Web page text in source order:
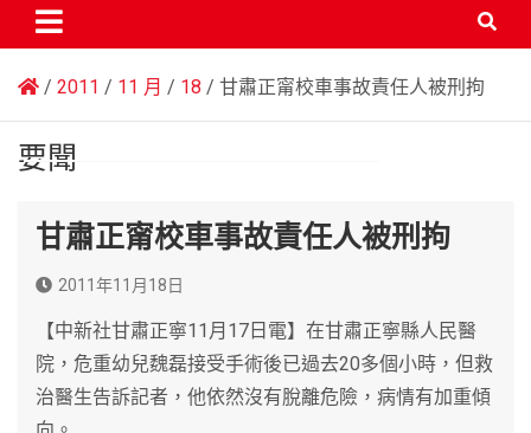
2011 11 月 18 甘肅正甯校車事故責任人被刑拘
要聞
甘肅正甯校車事故責任人被刑拘
2011年11月18日
【中新社甘肅正寧11月17日電】在甘肅正寧縣人民醫
院，危重幼兒魏磊接受手術後已過去20多個小時，但救
治醫生告訴記者，他依然沒有脫離危險，病情有加重傾